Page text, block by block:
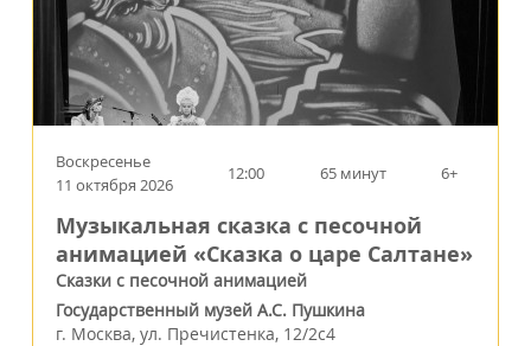
Воскресенье
11 октября 2026
12:00 65 минут 6+
Музыкальная сказка с песочной
анимацией «Сказка о царе Салтане»
Сказки с песочной анимацией
Государственный музей А.С. Пушкина
г. Москва, ул. Пречистенка, 12/2c4